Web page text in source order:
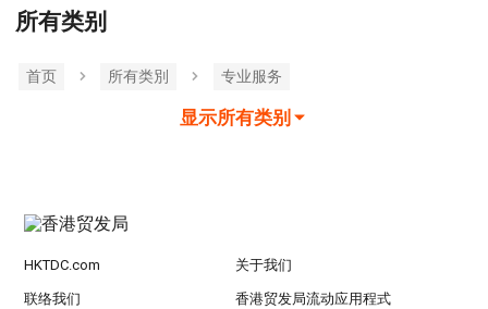
所有类别
首页 所有类別 专业服务
显示所有类别
HKTDC.com 关于我们
联络我们 香港贸发局流动应用程式